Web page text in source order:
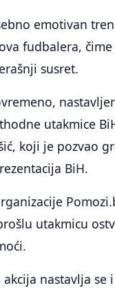
emotivan
fudbalera,
susret.
utakmice
koji je pozvao
BiH.
utakmicu
akcija nastavlja se